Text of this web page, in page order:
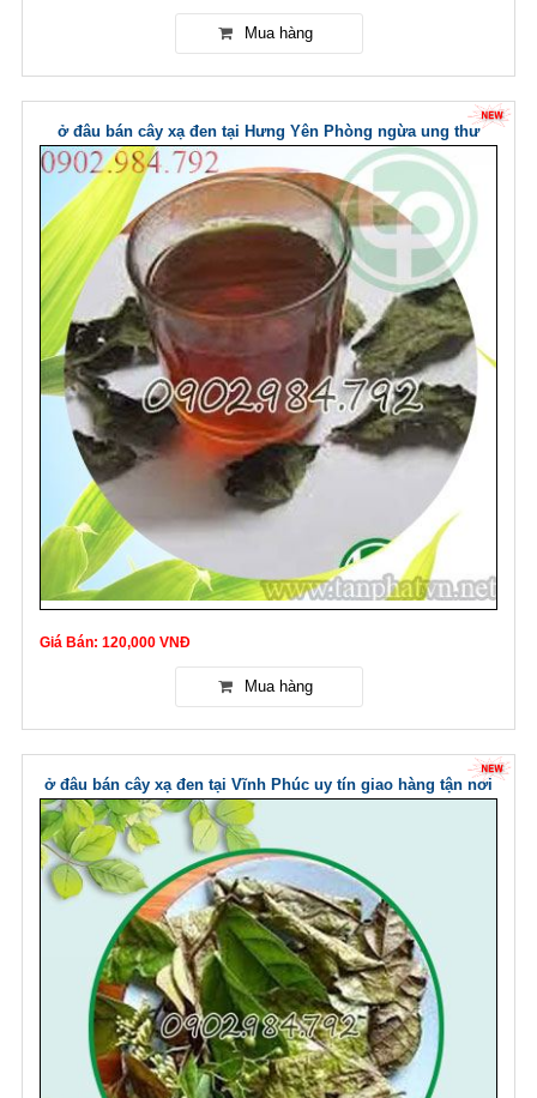
ở đâu bán cây xạ đen tại Hưng Yên Phòng ngừa ung thư
Giá Bán: 120,000 VNĐ
ở đâu bán cây xạ đen tại Vĩnh Phúc uy tín giao hàng tận nơi